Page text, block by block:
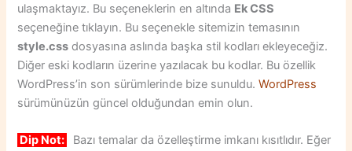
ulaşmaktayız. Bu seçeneklerin en altında Ek CSS
seçeneğine tıklayın. Bu seçenekle sitemizin temasının
style.css dosyasına aslında başka stil kodları ekleyeceğiz.
Diğer eski kodların üzerine yazılacak bu kodlar. Bu özellik
WordPress’in son sürümlerinde bize sunuldu.WordPress
sürümünüzün güncel olduğundan emin olun.
Dip Not:
Bazı temalar da özelleştirme imkanı kısıtlıdır. Eğer